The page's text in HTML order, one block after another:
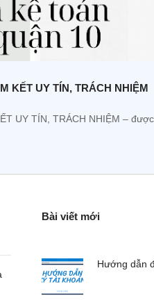
KẾT UY TÍN, TRÁCH NHIỆM
UY TÍN, TRÁCH NHIỆM –
Bài viết mới
Hướng dẫn
lập doanh
dịch vụ kế
rất hài lòng, tôi
Đơn vị